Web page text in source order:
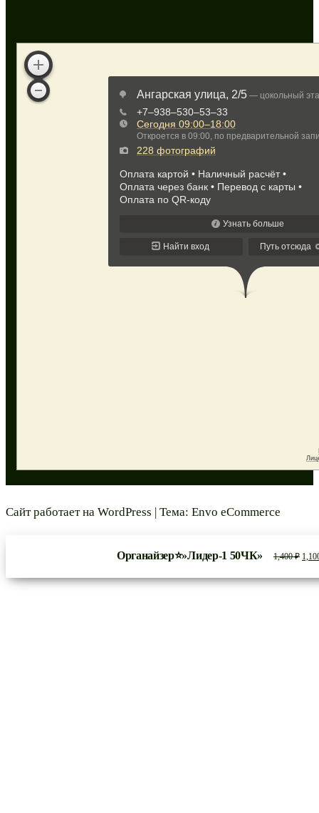
Сайт работает на WordPress | Тема: Envo eCommerce
Органайзер⭐»Лидер-1 50ЧК» 1,400₽